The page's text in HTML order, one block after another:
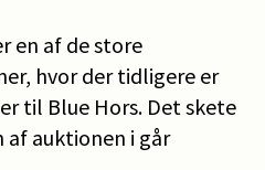
en af de store
hvor der tidligere er
til Blue Hors. Det skete
af auktionen i går